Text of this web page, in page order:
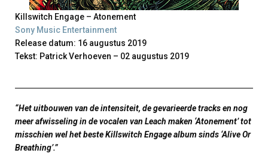
Killswitch Engage – Atonement
Sony Music Entertainment
Release datum: 16 augustus 2019
Tekst: Patrick Verhoeven – 02 augustus 2019
“Het uitbouwen van de intensiteit, de gevarieerde tracks en nog
meer afwisseling in de vocalen van Leach maken ‘Atonement’ tot
misschien wel het beste Killswitch Engage album sinds ‘Alive Or
Breathing’.”